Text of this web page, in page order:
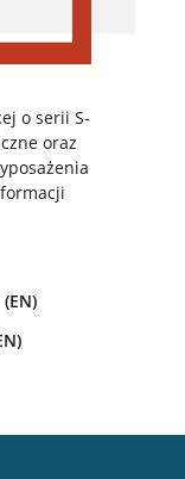
o serii S-
oraz